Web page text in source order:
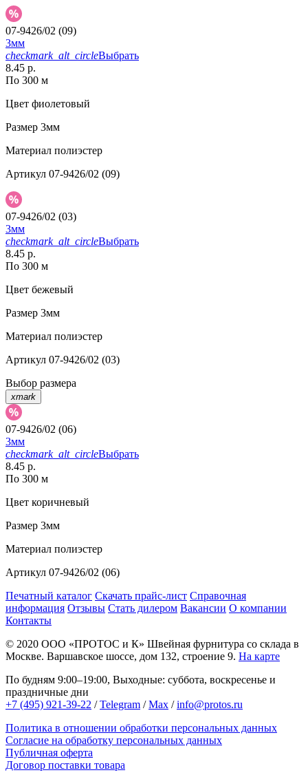
07-9426/02 (09)
3мм
checkmark_alt_circleВыбрать
8.45 р.
По 300 м
Цвет фиолетовый
Размер 3мм
Материал полиэстер
Артикул 07-9426/02 (09)
07-9426/02 (03)
3мм
checkmark_alt_circleВыбрать
8.45 р.
По 300 м
Цвет бежевый
Размер 3мм
Материал полиэстер
Артикул 07-9426/02 (03)
Выбор размера
xmark
07-9426/02 (06)
3мм
checkmark_alt_circleВыбрать
8.45 р.
По 300 м
Цвет коричневый
Размер 3мм
Материал полиэстер
Артикул 07-9426/02 (06)
Печатный каталог Скачать прайс-лист Справочная
информация Отзывы Стать дилером Вакансии О компании
Контакты
© 2020 ООО «ПРОТОС и К» Швейная фурнитура со склада в
Москве. Варшавское шоссе, дом 132, строение 9. На карте
По будням 9:00–19:00, Выходные: суббота, воскресенье и
праздничные дни
+7 (495) 921-39-22 /Telegram /Max /info@protos.ru
Политика в отношении обработки персональных данных
Согласие на обработку персональных данных
Публичная оферта
Договор поставки товара